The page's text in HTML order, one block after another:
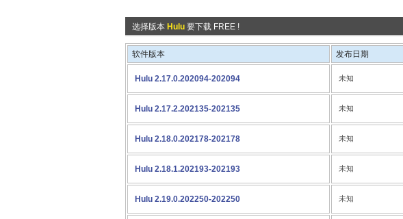
选择版本 Hulu 要下载 FREE !
软件版本 发布日期
Hulu 2.17.0.202094-202094 未知
Hulu 2.17.2.202135-202135 未知
Hulu 2.18.0.202178-202178 未知
Hulu 2.18.1.202193-202193 未知
Hulu 2.19.0.202250-202250 未知